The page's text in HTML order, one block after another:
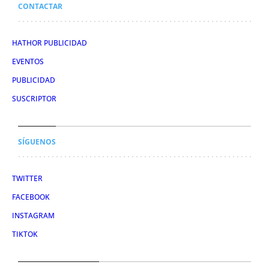
CONTACTAR
HATHOR PUBLICIDAD
EVENTOS
PUBLICIDAD
SUSCRIPTOR
SÍGUENOS
TWITTER
FACEBOOK
INSTAGRAM
TIKTOK